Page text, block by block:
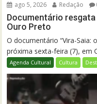
ago 5, 2026 Redação
Documentário
Ouro Preto
O documentário “Vira-Saia:
próxima sexta-feira (7), em
Agenda Cultural Cultura